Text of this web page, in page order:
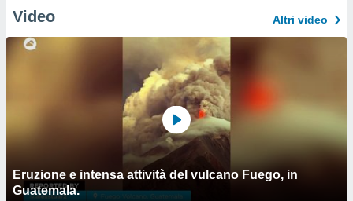
Video Altri video
Eruzione e intensa attività del vulcano Fuego, in
Guatemala.